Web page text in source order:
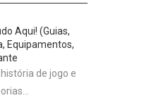
Aqui! (Guias,
Equipamentos,
de jogo e